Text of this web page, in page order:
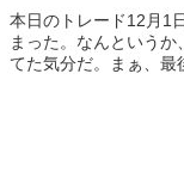
本日のトレード12月1
まった。なんという
てた気分だ。まぁ、最